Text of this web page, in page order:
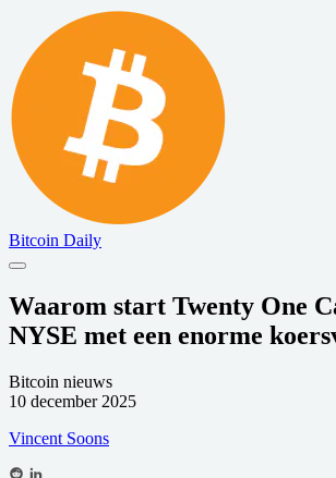
Bitcoin Daily
Waarom start Twenty One
NYSE met een enorme
Bitcoin nieuws
10 december 2025
Vincent Soons